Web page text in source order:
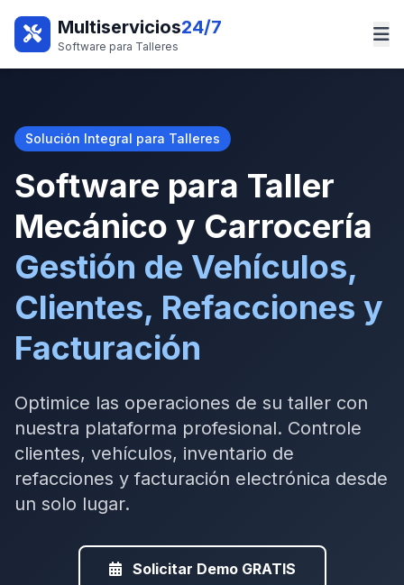
Multiservicios24/7
Software para Talleres
Solución Integral para Talleres
Software para Taller
Mecánico y Carrocería
Gestión de Vehículos,
Clientes, Refacciones y
Facturación
Optimice las operaciones de su taller con
nuestra plataforma profesional. Controle
clientes, vehículos, inventario de
refacciones y facturación electrónica desde
un solo lugar.
Solicitar Demo GRATIS